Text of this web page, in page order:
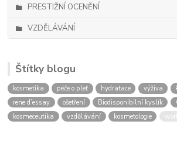
PRESTIŽNÍ OCENĚNÍ
VZDĚLÁVÁNÍ
Štítky blogu
kosmetika péče o pleť hydratace výživa
rene d’essay
ošetření Biodisponibilní kyslík
kosmeceutika
vzdělávání kosmetologie